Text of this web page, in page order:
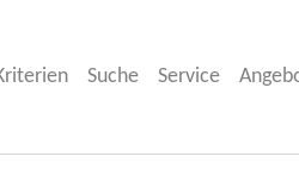
Suche Service